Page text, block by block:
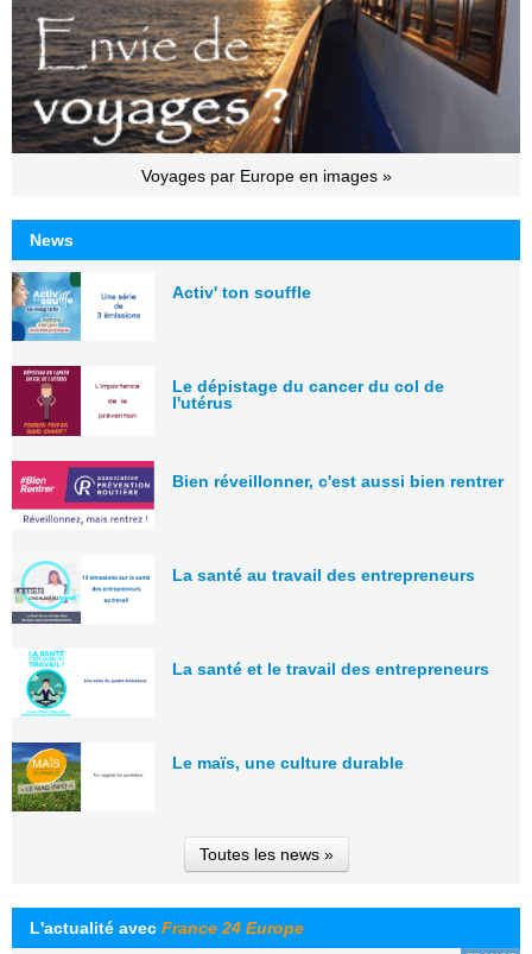
Voyages par Europe en images »
News
Activ' ton souffle
Le dépistage du cancer du col de
l'utérus
Bien réveillonner, c'est aussi bien rentrer
La santé au travail des entrepreneurs
La santé et le travail des entrepreneurs
Le maïs, une culture durable
Toutes les news »
L'actualité avec France 24 Europe